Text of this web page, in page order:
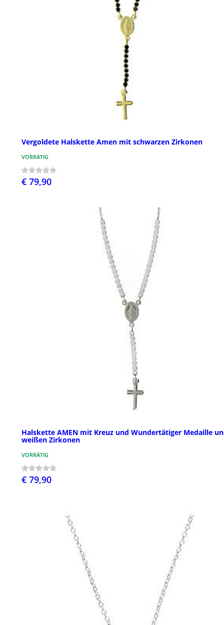
Vergoldete Halskette Amen mit schwarzen Zirkonen
VORRÄTIG
€ 79,90
Halskette AMEN mit Kreuz und Wundertätiger Medaille
weißen Zirkonen
VORRÄTIG
€ 79,90